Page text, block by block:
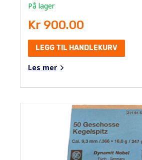
På lager
Kr 900.00
LEGG TIL HANDLEKURV
Les mer